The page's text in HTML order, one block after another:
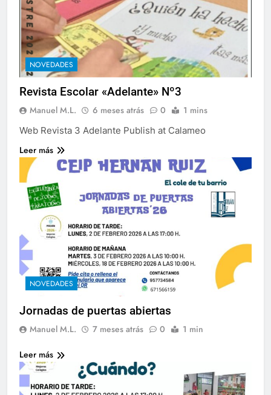
NOVEDADES
Revista Escolar «Adelante» Nº3
Manuel M.L. 6 meses atrás 0 1 mins
Web Revista 3 Adelante Publish at Calameo
Leer más
NOVEDADES
Jornadas de puertas abiertas
Manuel M.L. 7 meses atrás 0 1 min
Leer más